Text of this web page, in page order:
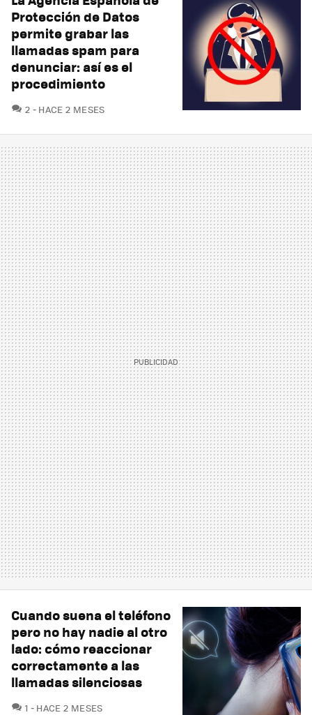
Protección de Datos
permite grabar las
llamadas spam para
denunciar: así es el
procedimiento
2 COMENTARIOS
HACE 2 MESES
Cuando suena el teléfono
pero no hay nadie al otro
lado: cómo reaccionar
correctamente a las
llamadas silenciosas
1 COMENTARIOS
HACE 2 MESES